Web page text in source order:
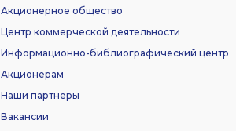
Акционерное общество
Центр коммерческой деятельности
Информационно-библиографический центр
Акционерам
Наши партнеры
Вакансии